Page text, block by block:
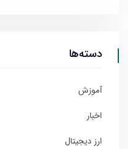
دسته‌ها
آموزش
اخبار
ارز دیجیتال